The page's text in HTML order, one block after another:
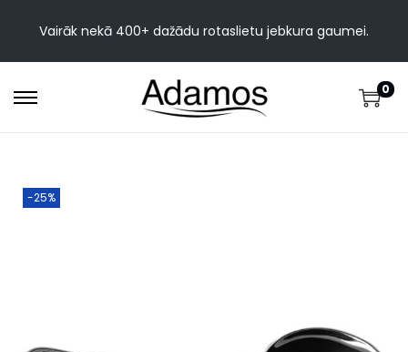
Vairāk nekā 400+ dažādu rotaslietu jebkura gaumei.
0
-25%